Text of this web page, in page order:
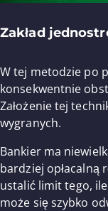
Zakład
W tej metodzie po
konsekwentnie
Założenie tej
wygranych.
Bankier ma
bardziej opłacalną
ustalić limit tego,
może się szybko